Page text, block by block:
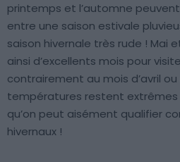
printemps et l’automne
entre une saison estivale
saison hivernale très rude ! Mai
ainsi d’excellents mois pour
contrairement au mois d’avril
températures restent extrêmes
qu’on peut aisément qualifier
hivernaux !